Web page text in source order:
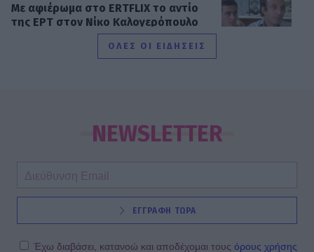
Με αφιέρωμα στο ERTFLIX το αντίο
της ΕΡΤ στον Νίκο Καλογερόπουλο
Παναγοπούλου, η σπάνια εμφάνιση
της Σουλιώτη και το Θηρίο με την
SHOWBIZ
Άγγελος Λάτσιος: Η διαφορετική
μέσα στο μποστάνι
ΟΛΕΣ ΟΙ ΕΙΔΗΣΕΙΣ
NEWSLETTER
ΕΓΓΡΑΦΗ ΤΩΡΑ
Έχω διαβάσει, κατανοώ και αποδέχομαι τους όρους χρήσης